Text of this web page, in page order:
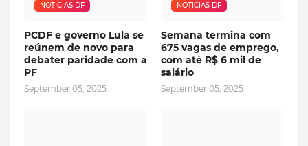
NOTICIAS DF
PCDF e governo Lula se
reúnem de novo para
debater paridade com a
PF
September 05, 2025
NOTICIAS DF
Semana termina com
675 vagas de emprego,
com até R$ 6 mil de
salário
September 05, 2025